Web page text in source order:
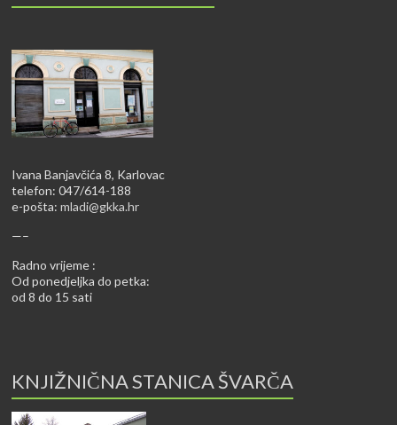
Ivana Banjavčića 8, Karlovac
telefon: 047/614-188
e-pošta:mladi@gkka.hr
—–
Radno vrijeme :
Od ponedjeljka do petka:
od 8 do 15 sati
KNJIŽNIČNA STANICA ŠVARČA